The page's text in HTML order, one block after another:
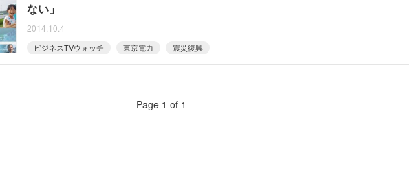
ない」
2014.10.4
ビジネスTVウォッチ 東京電力 震災復興
Page 1 of 1